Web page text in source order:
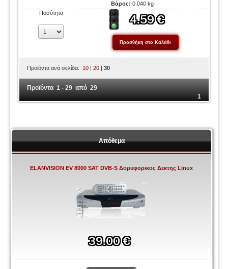
Βάρος:0.040 kg
Ποσότητα
Προϊόντα ανά σελίδα: 10 |20 |30
Προϊόντα 1 - 29 από 29
1
Απόθεμα
ELANVISION EV 8000 SAT DVB-S Δορυφορικος Δεκτης Linux